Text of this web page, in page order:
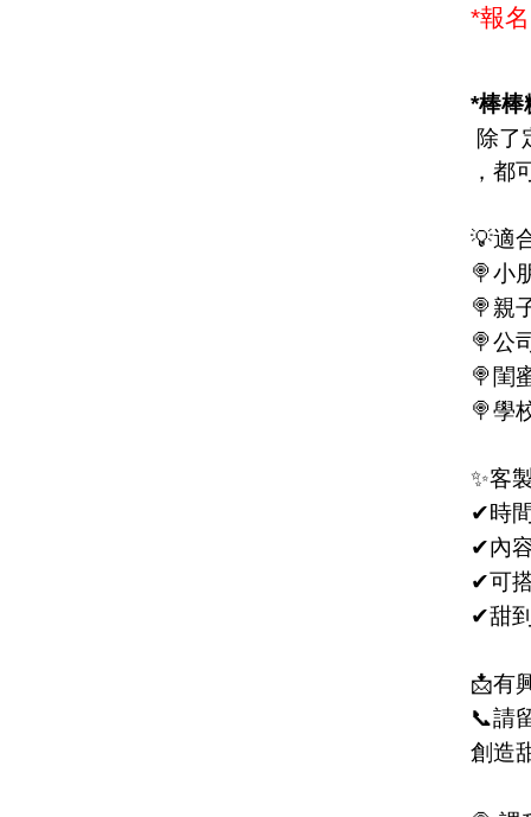
*報
*棒棒
除了
，都
💡適
🍭小
🍭親
🍭公
🍭 閨
🍭學
✨客
✔時
✔內
✔可
✔甜
📩有
📞請
創造